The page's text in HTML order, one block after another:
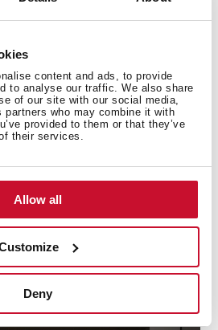
content and ads, to provide
to analyse our traffic. We also share
of our site with our social media,
who may combine it with
provided to them or that they’ve
their services.
Allow all
Deny
cualquier ángulo
turbina con dos velocidades
ruido. Óptima capacidad de
partículas y olores desde
ángulo.